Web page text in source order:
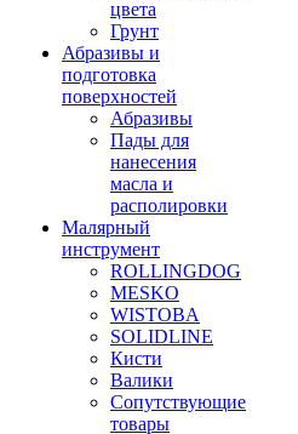
цвета
Грунт
Абразивы и
подготовка
поверхностей
Абразивы
Пады для
нанесения
масла и
располировки
Малярный
инструмент
ROLLINGDOG
MESKO
WISTOBA
SOLIDLINE
Кисти
Валики
Сопутствующие
товары